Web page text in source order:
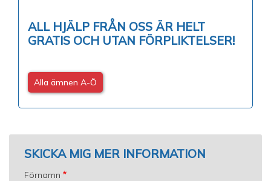
ALL HJÄLP FRÅN OSS ÄR HELT
GRATIS OCH UTAN FÖRPLIKTELSER!
Alla ämnen A-Ö
SKICKA MIG MER INFORMATION
Förnamn